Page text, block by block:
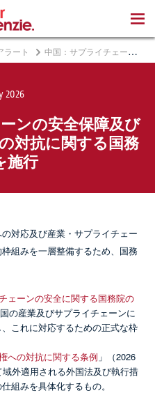
ラート 中国：サプライチェーンの安全保障及び不当な域外管轄権への対抗に関する国務院令を施行
2026
ンの安全保障及び
対抗に関する国務
施行
対応及び産業・サプライチェー
組みを一層整備するため、国務
ェーンの安全に関する国務院の
の産業及びサプライチェーンに
これに対応するための正式な枠
への対抗に関する条例 」（2026
外適用される外国法及び執行措
組みを具体化するもの。